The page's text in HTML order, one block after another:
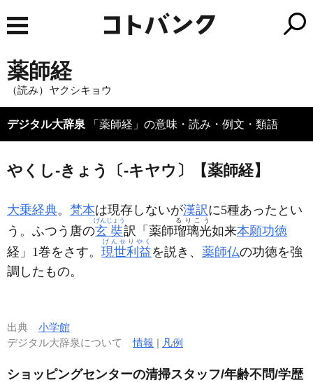
薬師経
（読み）ヤクシキョウ
デジタル大辞泉 「薬師経」の意味・読み・例文・類語
やくし‐きょう〔‐キヤウ〕【薬師経】
大乗経典。 梵本は現存しないが漢訳に5種あったとい
う。ふつう唐の玄奘
げんじょう
訳「薬師瑠璃光
るりこう
如来本願功徳
経」1巻をさす。 現世利益
げんせりやく
を説き、 薬師仏の功徳を強
調したもの。
出典 小学館
デジタル大辞泉について情報 | 凡例
ショッピングセンターの清掃スタッフ/年齢不問/学歴